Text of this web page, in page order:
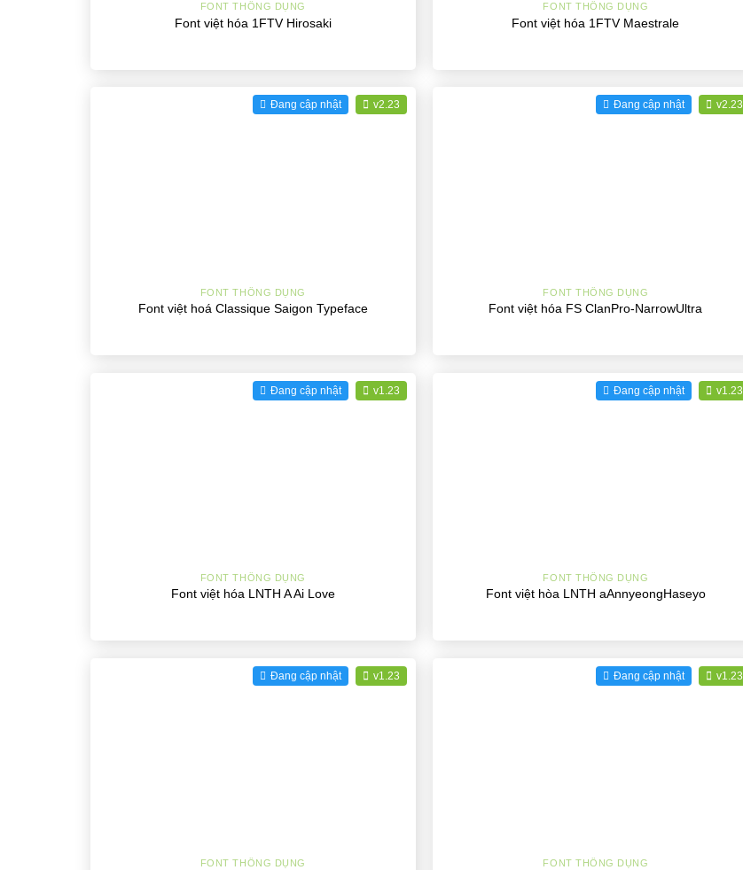
FONT THÔNG DỤNG
Font việt hóa 1FTV Hirosaki
FONT THÔNG DỤNG
Font việt hóa 1FTV Maestrale
Đang cập nhật v2.23
FONT THÔNG DỤNG
Font việt hoá Classique Saigon Typeface
Đang cập nhật v2.23
FONT THÔNG DỤNG
Font việt hóa FS ClanPro-NarrowUltra
Đang cập nhật v1.23
FONT THÔNG DỤNG
Font việt hóa LNTH A Ai Love
Đang cập nhật v1.23
FONT THÔNG DỤNG
Font việt hòa LNTH aAnnyeongHaseyo
Đang cập nhật v1.23
FONT THÔNG DỤNG
Đang cập nhật v1.23
FONT THÔNG DỤNG